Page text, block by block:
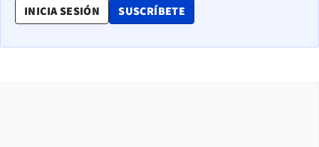
INICIA SESIÓN SUSCRÍBETE
OPENS IN NEW WINDOW